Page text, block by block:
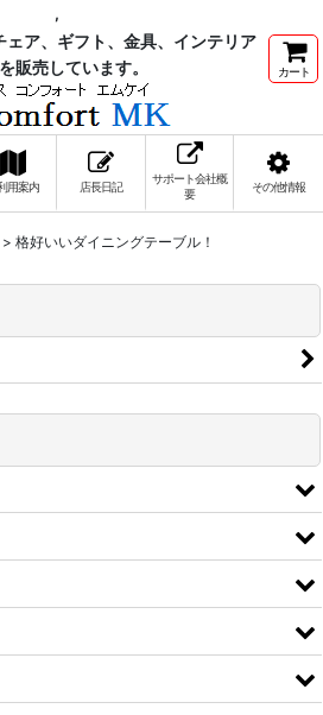
,
ア、ギフト、金具、インテリア
販売しています。
カート
用案内 店長日記
サポート会社概
要
その他情報
> 格好いいダイニングテーブル！